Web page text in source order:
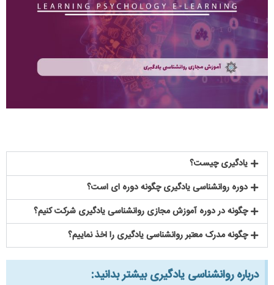
یادگیری چیست؟
دوره روانشناسی یادگیری چگونه دوره ای است؟
چگونه در دوره آموزش مجازی روانشناسی یادگیری شرکت کنیم؟
چگونه مدرک معتبر روانشناسی یادگیری را اخذ نماییم؟
درباره روانشناسی یادگیری بیشتر بدانید:​